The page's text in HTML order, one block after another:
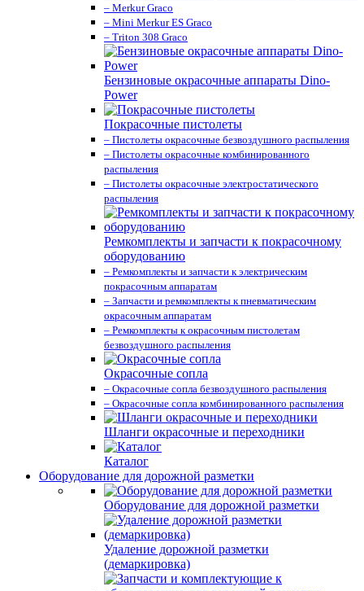
– Merkur Graco
– Mini Merkur ES Graco
– Triton 308 Graco
Бензиновые окрасочные аппараты Dino-
Power
Покрасочные пистолеты
– Пистолеты окрасочные безвоздушного распыления
– Пистолеты окрасочные комбинированного
распыления
– Пистолеты окрасочные электростатического
распыления
Ремкомплекты и запчасти к покрасочному
оборудованию
– Ремкомплекты и запчасти к электрическим
покрасочным аппаратам
– Запчасти и ремкомплекты к пневматическим
окрасочным аппаратам
– Ремкомплекты к окрасочным пистолетам
безвоздушного распыления
Окрасочные сопла
– Окрасочные сопла безвоздушного распыления
– Окрасочные сопла комбинированного распыления
Шланги окрасочные и переходники
Каталог
Оборудование для дорожной разметки
Оборудование для дорожной разметки
Удаление дорожной разметки
(демаркировка)